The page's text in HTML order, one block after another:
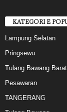
KATEGORI E
Lampung Selatan
Pringsewu
Tulang Bawang Barat
Pesawaran
TANGERANG